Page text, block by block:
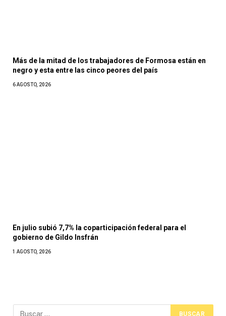
Más de la mitad de los trabajadores de Formosa están en
negro y esta entre las cinco peores del país
6 AGOSTO, 2026
En julio subió 7,7% la coparticipación federal para el
gobierno de Gildo Insfrán
1 AGOSTO, 2026